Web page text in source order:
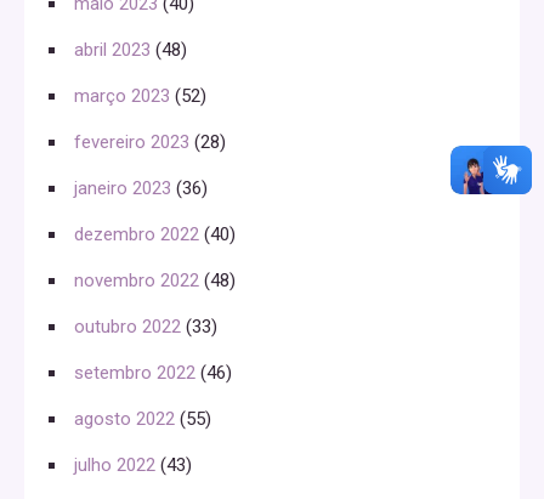
abril 2023 (48)
março 2023 (52)
fevereiro 2023 (28)
janeiro 2023 (36)
dezembro 2022 (40)
novembro 2022 (48)
outubro 2022 (33)
setembro 2022 (46)
agosto 2022 (55)
julho 2022 (43)